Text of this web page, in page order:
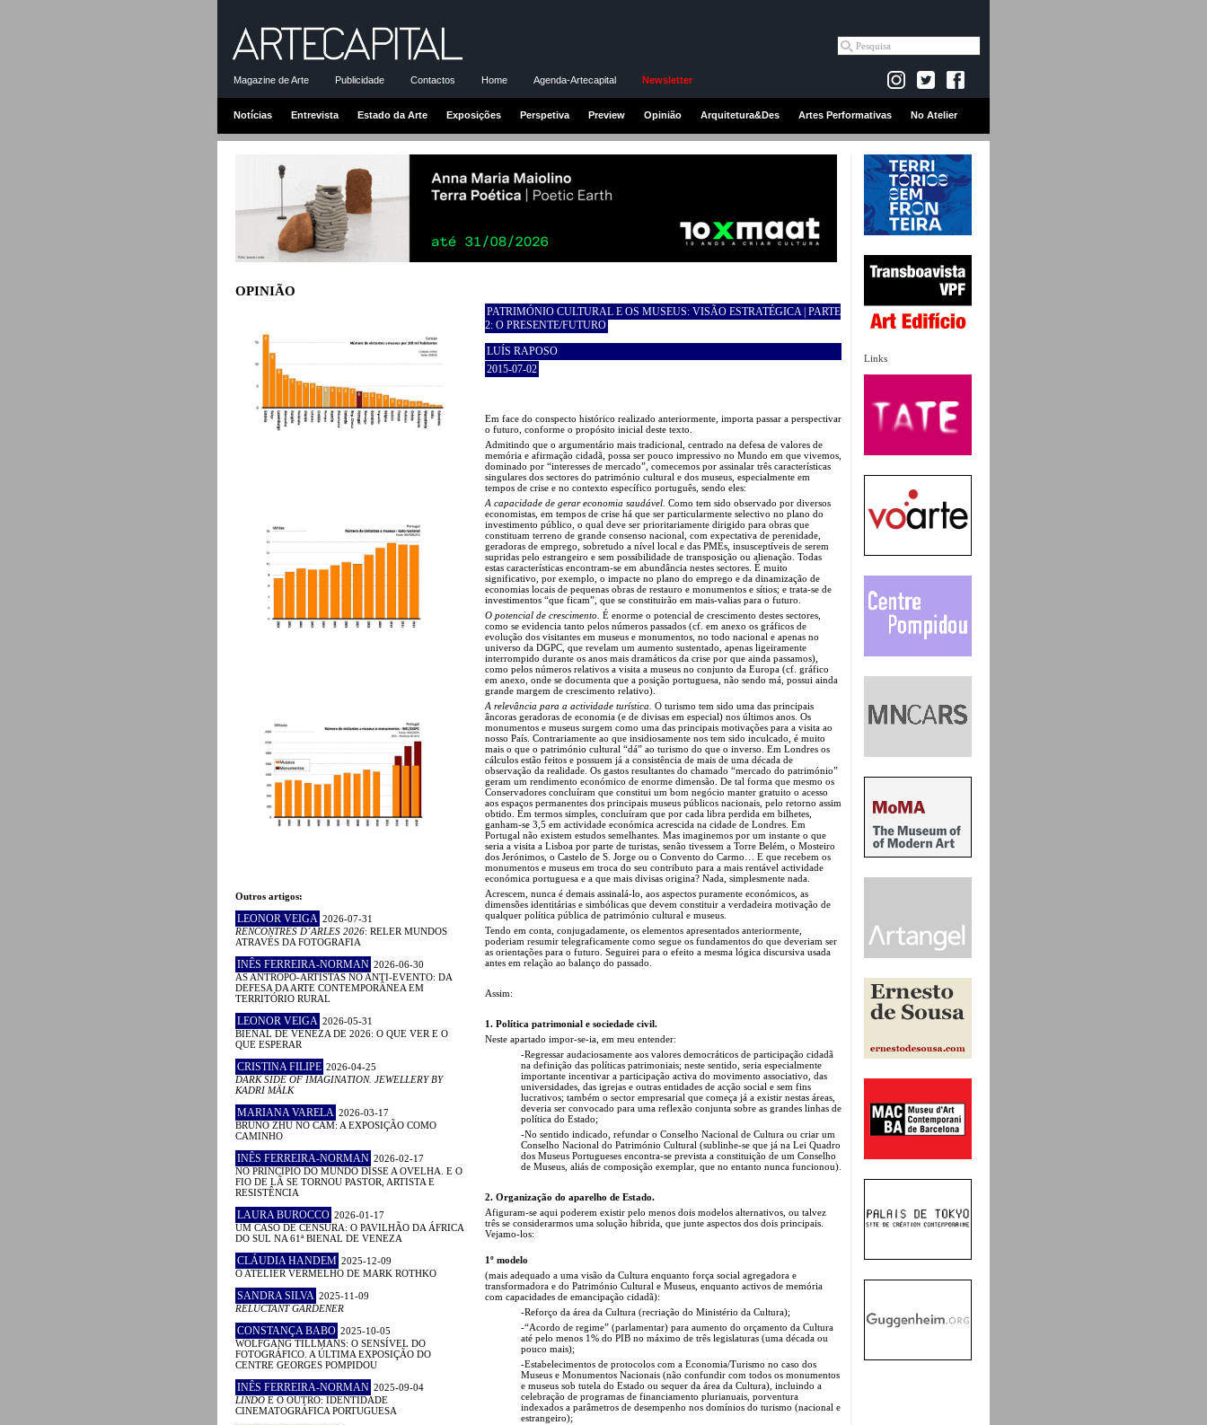
Magazine de Arte Publicidade Contactos Home Agenda-Artecapital Newsletter
Notícias Entrevista Estado da Arte Exposições Perspetiva Preview Opinião Arquitetura&Des Artes Performativas No Atelier
Links
OPINIÃO
Outros artigos:
LEONOR VEIGA 2026-07-31
RENCONTRES D´ARLES 2026: RELER MUNDOS
ATRAVÉS DA FOTOGRAFIA
INÊS FERREIRA-NORMAN 2026-06-30
AS ANTROPO-ARTISTAS NO ANTI-EVENTO: DA
DEFESA DA ARTE CONTEMPORÂNEA EM
TERRITÓRIO RURAL
LEONOR VEIGA 2026-05-31
BIENAL DE VENEZA DE 2026: O QUE VER E O
QUE ESPERAR
CRISTINA FILIPE 2026-04-25
DARK SIDE OF IMAGINATION. JEWELLERY BY
KADRI MÄLK
MARIANA VARELA 2026-03-17
BRUNO ZHU NO CAM: A EXPOSIÇÃO COMO
CAMINHO
INÊS FERREIRA-NORMAN 2026-02-17
NO PRINCÍPIO DO MUNDO DISSE A OVELHA. E O
FIO DE LÃ SE TORNOU PASTOR, ARTISTA E
RESISTÊNCIA
LAURA BUROCCO 2026-01-17
UM CASO DE CENSURA: O PAVILHÃO DA ÁFRICA
DO SUL NA 61ª BIENAL DE VENEZA
CLÁUDIA HANDEM 2025-12-09
O ATELIER VERMELHO DE MARK ROTHKO
SANDRA SILVA 2025-11-09
RELUCTANT GARDENER
CONSTANÇA BABO 2025-10-05
WOLFGANG TILLMANS: O SENSÍVEL DO
FOTOGRÁFICO. A ÚLTIMA EXPOSIÇÃO DO
CENTRE GEORGES POMPIDOU
INÊS FERREIRA-NORMAN 2025-09-04
LINDO E O OUTRO: IDENTIDADE
CINEMATOGRÁFICA PORTUGUESA
PATRIMÓNIO CULTURAL E OS MUSEUS: VISÃO ESTRATÉGICA | PARTE
2: O PRESENTE/FUTURO
LUÍS RAPOSO
2015-07-02
Em face do conspecto histórico realizado anteriormente, importa passar a perspectivar
o futuro, conforme o propósito inicial deste texto.
Admitindo que o argumentário mais tradicional, centrado na defesa de valores de
memória e afirmação cidadã, possa ser pouco impressivo no Mundo em que vivemos,
dominado por “interesses de mercado”, comecemos por assinalar três características
singulares dos sectores do património cultural e dos museus, especialmente em
tempos de crise e no contexto específico português, sendo eles:
A capacidade de gerar economia saudável. Como tem sido observado por diversos
economistas, em tempos de crise há que ser particularmente selectivo no plano do
investimento público, o qual deve ser prioritariamente dirigido para obras que
constituam terreno de grande consenso nacional, com expectativa de perenidade,
geradoras de emprego, sobretudo a nível local e das PMEs, insusceptíveis de serem
supridas pelo estrangeiro e sem possibilidade de transposição ou alienação. Todas
estas características encontram-se em abundância nestes sectores. É muito
significativo, por exemplo, o impacte no plano do emprego e da dinamização de
economias locais de pequenas obras de restauro e monumentos e sítios; e trata-se de
investimentos “que ficam”, que se constituirão em mais-valias para o futuro.
O potencial de crescimento. É enorme o potencial de crescimento destes sectores,
como se evidencia tanto pelos números passados (cf. em anexo os gráficos de
evolução dos visitantes em museus e monumentos, no todo nacional e apenas no
universo da DGPC, que revelam um aumento sustentado, apenas ligeiramente
interrompido durante os anos mais dramáticos da crise por que ainda passamos),
como pelos números relativos a visita a museus no conjunto da Europa (cf. gráfico
em anexo, onde se documenta que a posição portuguesa, não sendo má, possui ainda
grande margem de crescimento relativo).
A relevância para a actividade turística. O turismo tem sido uma das principais
âncoras geradoras de economia (e de divisas em especial) nos últimos anos. Os
monumentos e museus surgem como uma das principais motivações para a visita ao
nosso País. Contrariamente ao que insidiosamente nos tem sido inculcado, é muito
mais o que o património cultural “dá” ao turismo do que o inverso. Em Londres os
cálculos estão feitos e possuem já a consistência de mais de uma década de
observação da realidade. Os gastos resultantes do chamado “mercado do património”
geram um rendimento económico de enorme dimensão. De tal forma que mesmo os
Conservadores concluíram que constitui um bom negócio manter gratuito o acesso
aos espaços permanentes dos principais museus públicos nacionais, pelo retorno assim
obtido. Em termos simples, concluíram que por cada libra perdida em bilhetes,
ganham-se 3,5 em actividade económica acrescida na cidade de Londres. Em
Portugal não existem estudos semelhantes. Mas imaginemos por um instante o que
seria a visita a Lisboa por parte de turistas, senão tivessem a Torre Belém, o Mosteiro
dos Jerónimos, o Castelo de S. Jorge ou o Convento do Carmo… E que recebem os
monumentos e museus em troca do seu contributo para a mais rentável actividade
económica portuguesa e a que mais divisas origina? Nada, simplesmente nada.
Acrescem, nunca é demais assinalá-lo, aos aspectos puramente económicos, as
dimensões identitárias e simbólicas que devem constituir a verdadeira motivação de
qualquer política pública de património cultural e museus.
Tendo em conta, conjugadamente, os elementos apresentados anteriormente,
poderiam resumir telegraficamente como segue os fundamentos do que deveriam ser
as orientações para o futuro. Seguirei para o efeito a mesma lógica discursiva usada
antes em relação ao balanço do passado.
Assim:
1. Política patrimonial e sociedade civil.
Neste apartado impor-se-ia, em meu entender:
-Regressar audaciosamente aos valores democráticos de participação cidadã
na definição das políticas patrimoniais; neste sentido, seria especialmente
importante incentivar a participação activa do movimento associativo, das
universidades, das igrejas e outras entidades de acção social e sem fins
lucrativos; também o sector empresarial que começa já a existir nestas áreas,
deveria ser convocado para uma reflexão conjunta sobre as grandes linhas de
política do Estado;
-No sentido indicado, refundar o Conselho Nacional de Cultura ou criar um
Conselho Nacional do Património Cultural (sublinhe-se que já na Lei Quadro
dos Museus Portugueses encontra-se prevista a constituição de um Conselho
de Museus, aliás de composição exemplar, que no entanto nunca funcionou).
2. Organização do aparelho de Estado.
Afiguram-se aqui poderem existir pelo menos dois modelos alternativos, ou talvez
três se considerarmos uma solução hibrida, que junte aspectos dos dois principais.
Vejamo-los:
1º modelo
(mais adequado a uma visão da Cultura enquanto força social agregadora e
transformadora e do Património Cultural e Museus, enquanto activos de memória
com capacidades de emancipação cidadã):
-Reforço da área da Cultura (recriação do Ministério da Cultura);
-“Acordo de regime” (parlamentar) para aumento do orçamento da Cultura
até pelo menos 1% do PIB no máximo de três legislaturas (uma década ou
pouco mais);
-Estabelecimentos de protocolos com a Economia/Turismo no caso dos
Museus e Monumentos Nacionais (não confundir com todos os monumentos
e museus sob tutela do Estado ou sequer da área da Cultura), incluindo a
celebração de programas de financiamento plurianuais, porventura
indexados a parâmetros de desempenho nos domínios do turismo (nacional e
estrangeiro);